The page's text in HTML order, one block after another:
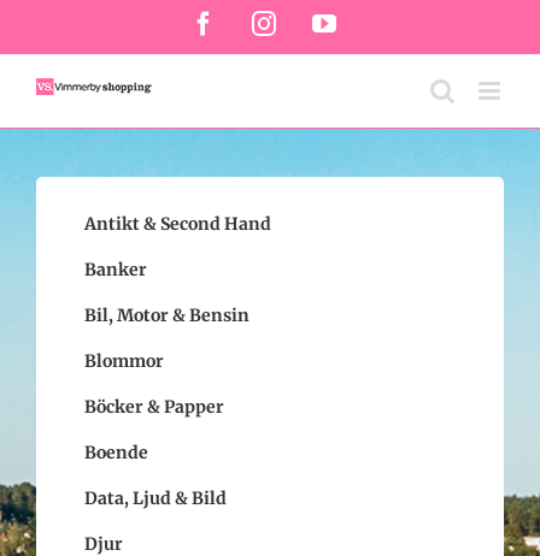
innehållet
FacebookInstagramYouTube
Antikt & Second Hand
Banker
Bil, Motor & Bensin
Blommor
Böcker & Papper
Boende
Data, Ljud & Bild
Djur